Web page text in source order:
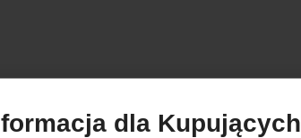
dla Kupujących